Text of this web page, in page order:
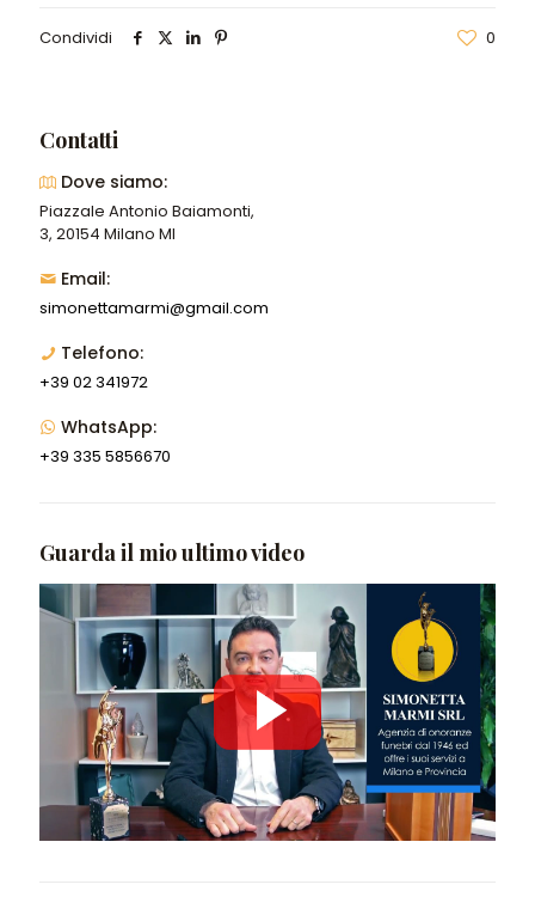
Condividi 0
Contatti
Dove siamo:
Piazzale Antonio Baiamonti,
3, 20154 Milano MI
Email:
simonettamarmi@gmail.com
Telefono:
+39 02 341972
WhatsApp:
+39 335 5856670
Guarda il mio ultimo video